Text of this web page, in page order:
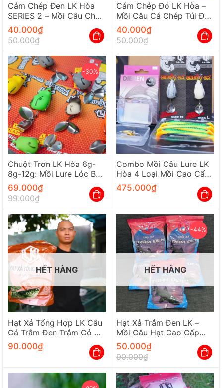
Cám Chép Đen LK Hòa
SERIES 2 – Mồi Câu Chép
Thế Hệ Mới
40.000₫
50.000₫
Cám Chép Đỏ LK Hòa –
Mồi Câu Cá Chép Túi Đỏ
Lên Men Tự Nhiên
40.000₫
50.000₫
-30%
Chuột Trơn LK Hòa 6g-
8g-12g: Mồi Lure Lóc Bú
Bình, Cao Su Thái
69.000₫
99.000₫
Combo Mồi Câu Lure LK
Hòa 4 Loại Mồi Cao Cấp
Chuyên Dụng Câu Lure
475.000₫
HẾT HÀNG
Hạt Xả Tổng Hợp LK Câu
Cá Trắm Đen Trắm Cỏ Cá
Chép Túi 400G Và 1250G
90.000₫
-44%
HẾT HÀNG
Hạt Xả Trắm Đen LK –
Mồi Câu Hạt Cao Cấp
Chuyên Dụng Cho Cần
Thủ
50.000₫
90.000₫